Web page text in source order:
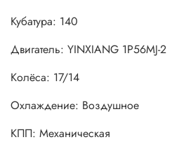
Кубатура: 140
Двигатель: YINXIANG 1P56MJ-2
Колёса: 17/14
Охлаждение: Воздушное
КПП: Механическая